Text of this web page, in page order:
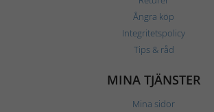
Ångra köp
Integritetspolicy
Tips & råd
MINA TJÄNSTER
Mina sidor